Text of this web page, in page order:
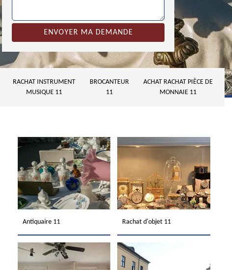
RACHAT INSTRUMENT
MUSIQUE 11
BROCANTEUR
11
ACHAT RACHAT PIÈCE DE
MONNAIE 11
Antiquaire 11 Rachat d'objet 11